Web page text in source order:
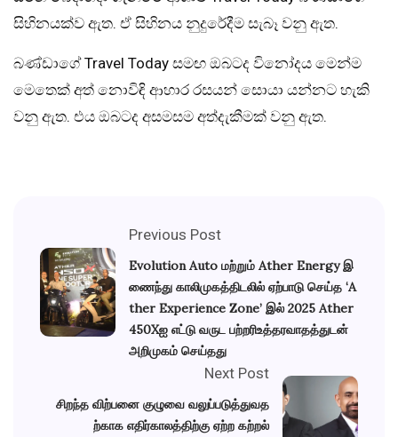
සිහිනයක්ව ඇත. ඒ සිහිනය නුදුරේදීම සැබෑ වනු ඇත.
බණ්ඩාගේ Travel Today සමඟ ඔබටද විනෝදය මෙන්ම
මෙතෙක් අත් නොවිඳි ආහාර රසයන් සොයා යන්නට හැකි
වනු ඇත. එය ඔබටද අසමසම අත්දැකීමක් වනු ඇත.
Previous Post
Evolution Auto மற்றும் Ather Energy இ
ணைந்து காலிமுகத்திடலில் ஏற்பாடு செய்த ‘A
ther Experience Zone’ இல் 2025 Ather
450Xஐ எட்டு வருட பற்றரிஉத்தரவாதத்துடன்
அறிமுகம் செய்தது
Next Post
சிறந்த விற்பனை குழுவை வலுப்படுத்துவத
ற்காக எதிர்காலத்திற்கு ஏற்ற கற்றல்